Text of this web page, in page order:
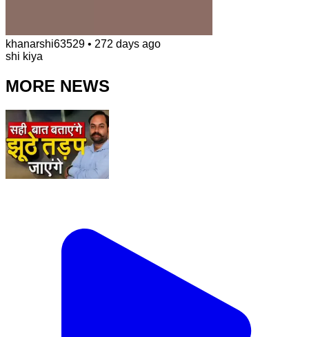
khanarshi63529 • 272 days ago
shi kiya
MORE NEWS